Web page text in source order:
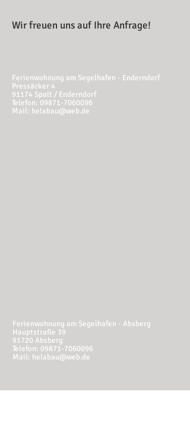
Wir freuen uns auf Ihre Anfrage!
Ferienwohnung am Segelhafen - Enderndorf
Pressäcker 4
91174 Spalt / Enderndorf
Telefon: 09871-7060096
Mail: helabau@web.de
Ferienwohnung am Segelhafen - Absberg
Hauptstraße 39
91720 Absberg
Telefon: 09871-7060096
Mail: helabau@web.de